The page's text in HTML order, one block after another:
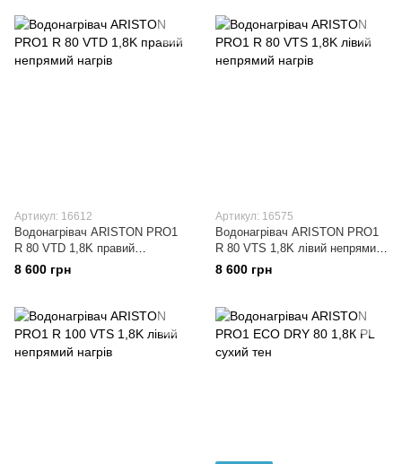
Артикул: 16612
Водонагрівач ARISTON PRO1
R 80 VTD 1,8K правий
непрямий нагрів
8 600 грн
Артикул: 16575
Водонагрівач ARISTON PRO1
R 80 VTS 1,8K лівий непрямий
нагрів
8 600 грн